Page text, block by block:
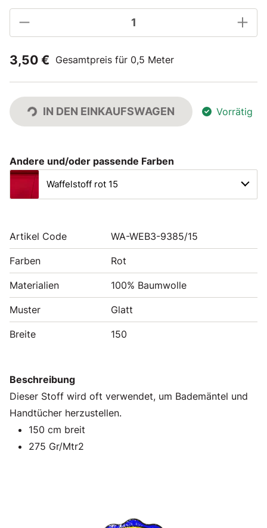
3,50 € Gesamtpreis für 0,5 Meter
IN DEN EINKAUFSWAGEN Vorrätig
Andere und/oder passende Farben
Waffelstoff rot 15
Artikel Code WA-WEB3-9385/15
Farben Rot
Materialien 100% Baumwolle
Muster Glatt
Breite 150
Beschreibung
Dieser Stoff wird oft verwendet, um Bademäntel und
Handtücher herzustellen.
150 cm breit
275 Gr/Mtr2